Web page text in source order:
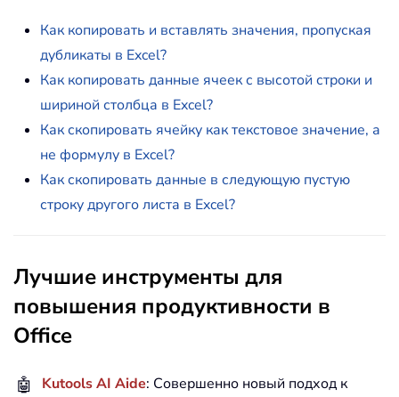
Как копировать и вставлять значения, пропуская
дубликаты в Excel?
Как копировать данные ячеек с высотой строки и
шириной столбца в Excel?
Как скопировать ячейку как текстовое значение, а
не формулу в Excel?
Как скопировать данные в следующую пустую
строку другого листа в Excel?
Лучшие инструменты для
повышения продуктивности в
Office
🤖 Kutools AI Aide: Совершенно новый подход к